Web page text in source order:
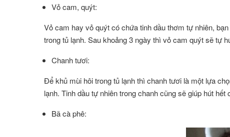
Vỏ cam, quýt:
Vỏ cam hay vỏ quýt có chứa tinh dầu thơm tự nhiên,
trong tủ lạnh. Sau khoảng 3 ngày thì vỏ cam quýt sẽ tự
Chanh tươi:
Để khủ mùi hôi trong tủ lạnh thì chanh tươi là một lựa
lạnh. Tinh dầu tự nhiên trong chanh cũng sẽ giúp hút hết
Bã cà phê: